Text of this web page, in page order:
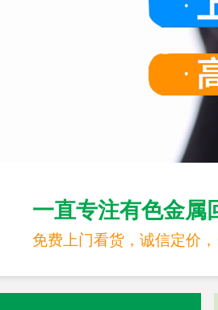
一直专注有色金属
免费上门看货，诚信定价